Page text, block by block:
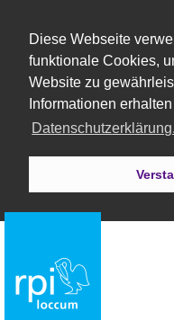
Diese Webseite
funktionale Cookies,
Website zu
Informationen
Datenschutzerklärung.